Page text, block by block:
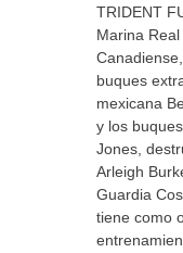
TRIDENT
Marina Real
buques
mexicana
y los
Jones,
Arleigh
Guardia
tiene como